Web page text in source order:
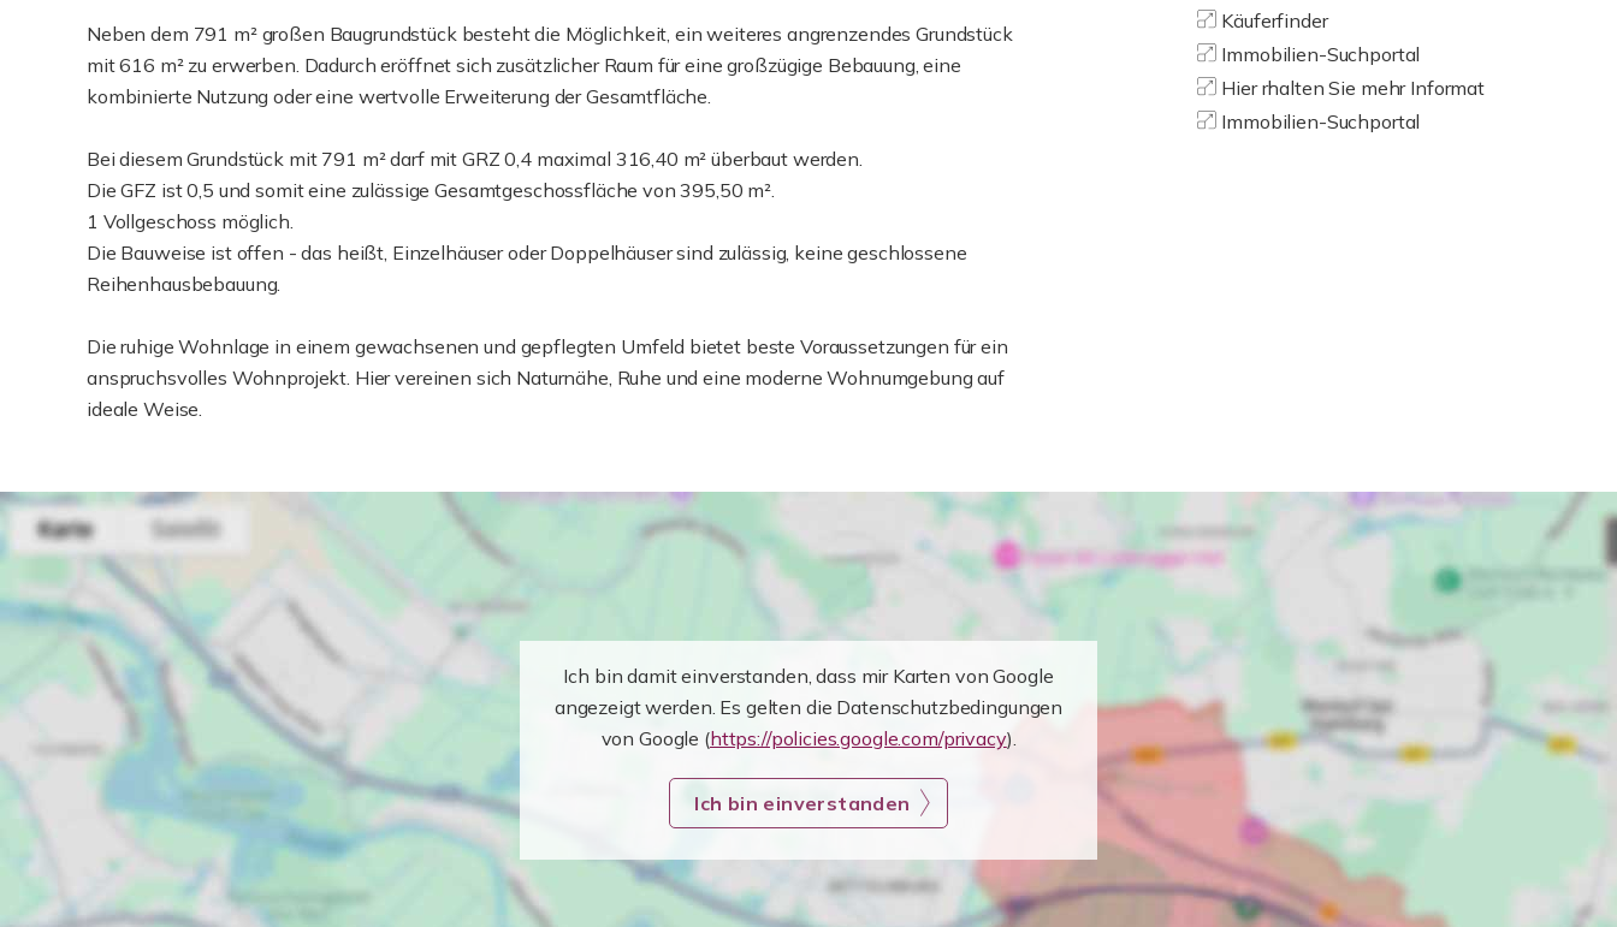
Neben dem 791 m² großen Baugrundstück besteht die Möglichkeit, ein weiteres angrenzendes Grundstück
mit 616 m² zu erwerben. Dadurch eröffnet sich zusätzlicher Raum für eine großzügige Bebauung, eine
kombinierte Nutzung oder eine wertvolle Erweiterung der Gesamtfläche.
Bei diesem Grundstück mit 791 m² darf mit GRZ 0,4 maximal 316,40 m² überbaut werden.
Die GFZ ist 0,5 und somit eine zulässige Gesamtgeschossfläche von 395,50 m².
1 Vollgeschoss möglich.
Die Bauweise ist offen - das heißt, Einzelhäuser oder Doppelhäuser sind zulässig, keine geschlossene
Reihenhausbebauung.
Die ruhige Wohnlage in einem gewachsenen und gepflegten Umfeld bietet beste Voraussetzungen für ein
anspruchsvolles Wohnprojekt. Hier vereinen sich Naturnähe, Ruhe und eine moderne Wohnumgebung auf
ideale Weise.
Käuferfinder
Immobilien-Suchportal
Hier rhalten Sie mehr Informat
Immobilien-Suchportal
Ich bin damit einverstanden, dass mir Karten von Google
angezeigt werden. Es gelten die Datenschutzbedingungen
von Google (https://policies.google.com/privacy).
Ich bin einverstanden